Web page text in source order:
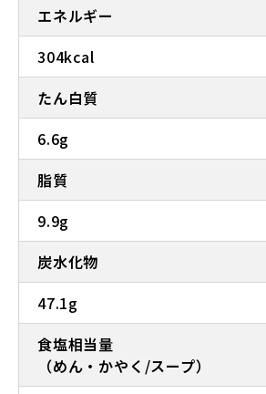
エネルギー
304kcal
たん白質
6.6g
脂質
9.9g
炭水化物
47.1g
食塩相当量
（めん・かやく/スープ）